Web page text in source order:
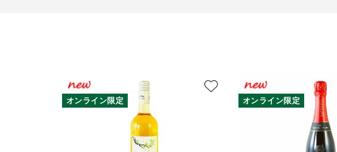
オンライン限定 オンライン限定